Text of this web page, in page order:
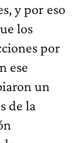
y por eso
los
por
ese
un
de la